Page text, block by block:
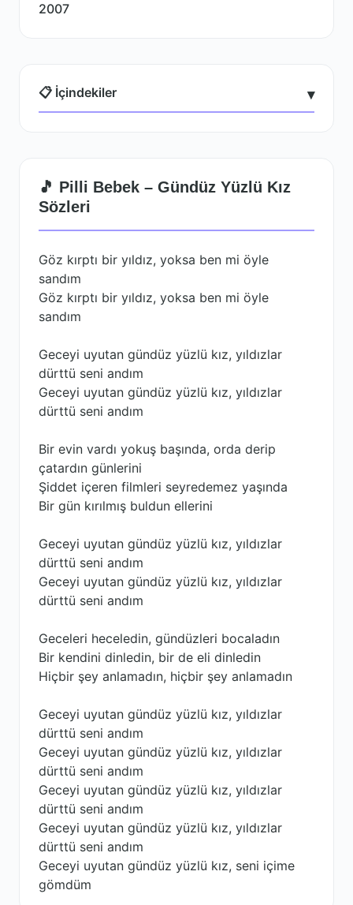
2007
📋 İçindekiler ▾
🎵 Pilli Bebek – Gündüz Yüzlü Kız
Sözleri
Göz kırptı bir yıldız, yoksa ben mi öyle
sandım
Göz kırptı bir yıldız, yoksa ben mi öyle
sandım
Geceyi uyutan gündüz yüzlü kız, yıldızlar
dürttü seni andım
Geceyi uyutan gündüz yüzlü kız, yıldızlar
dürttü seni andım
Bir evin vardı yokuş başında, orda derip
çatardın günlerini
Şiddet içeren filmleri seyredemez yaşında
Bir gün kırılmış buldun ellerini
Geceyi uyutan gündüz yüzlü kız, yıldızlar
dürttü seni andım
Geceyi uyutan gündüz yüzlü kız, yıldızlar
dürttü seni andım
Geceleri heceledin, gündüzleri bocaladın
Bir kendini dinledin, bir de eli dinledin
Hiçbir şey anlamadın, hiçbir şеy anlamadın
Geceyi uyutan gündüz yüzlü kız, yıldızlar
dürttü seni andım
Gеceyi uyutan gündüz yüzlü kız, yıldızlar
dürttü seni andım
Geceyi uyutan gündüz yüzlü kız, yıldızlar
dürttü seni andım
Geceyi uyutan gündüz yüzlü kız, yıldızlar
dürttü seni andım
Geceyi uyutan gündüz yüzlü kız, seni içime
gömdüm